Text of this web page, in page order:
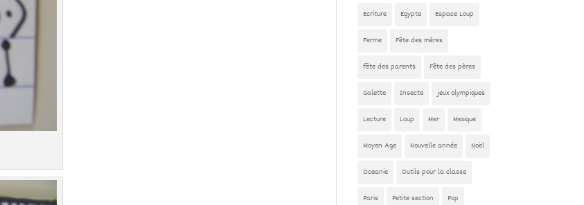
Ecriture Egypte Espace Loup
Ferme Fête des mères
fête des parents Fête des pères
Galette Insecte jeux olympiques
Lecture Loup Mer Mexique
Moyen Age Nouvelle année Noël
Oceanie Outils pour la classe
Paris Petite section Pop